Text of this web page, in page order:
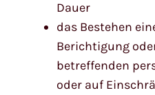
Dauer
das Bestehen
Berichtigung
betreffenden
oder auf